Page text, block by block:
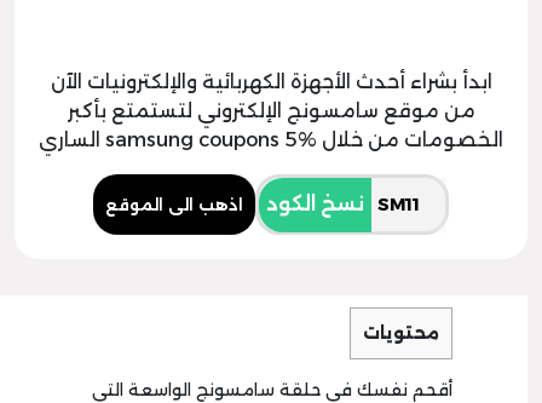
ابدأ بشراء أحدث الأجهزة الكهربائية والإلكترونيات الآن
من موقع سامسونج الإلكتروني لتستمتع بأكبر
الخصومات من خلال samsung coupons 5% الساري
نسخ الكود اذهب الى الموقع
محتويات
أقحم نفسك في حلقة سامسونج الواسعة التي